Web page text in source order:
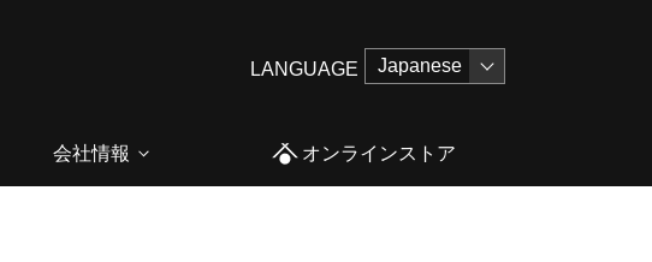
LANGUAGE
会社情報 オンラインストア